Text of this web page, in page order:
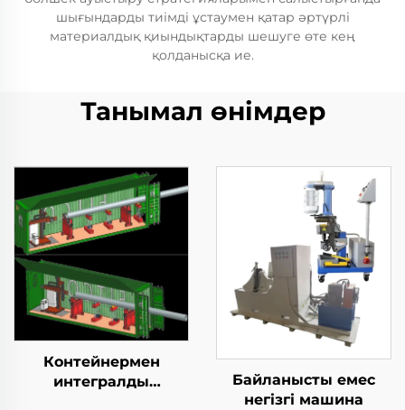
шығындарды тиімді ұстаумен қатар әртүрлі
материалдық қиындықтарды шешуге өте кең
қолданысқа ие.
Танымал өнімдер
Контейнермен
интегралды
Байланысты емес
негізгі машина